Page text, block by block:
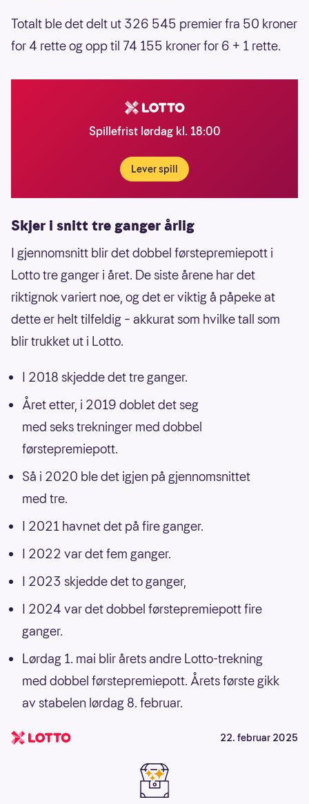
Totalt ble det delt ut 326 545 premier fra 50 kroner
for 4 rette og opp til 74 155 kroner for 6 + 1 rette.
Spillefrist lørdag kl. 18:00
Lever spill
Skjer i snitt tre ganger årlig
I gjennomsnitt blir det dobbel førstepremiepott i
Lotto tre ganger i året. De siste årene har det
riktignok variert noe, og det er viktig å påpeke at
dette er helt tilfeldig – akkurat som hvilke tall som
blir trukket ut i Lotto.
I 2018 skjedde det tre ganger.
Året etter, i 2019 doblet det seg
med seks trekninger med dobbel
førstepremiepott.
Så i 2020 ble det igjen på gjennomsnittet
med tre.
I 2021 havnet det på fire ganger.
I 2022 var det fem ganger.
I 2023 skjedde det to ganger,
I 2024 var det dobbel førstepremiepott fire
ganger.
Lørdag 1. mai blir årets andre Lotto-trekning
med dobbel førstepremiepott. Årets første gikk
av stabelen lørdag 8. februar.
22. februar 2025